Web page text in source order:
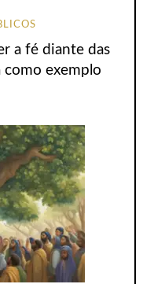
a fé diante das
como exemplo